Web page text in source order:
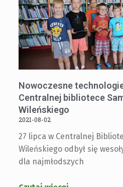
Nowoczesne
Centralnej bibliotece
Wileńskiego
2021-08-02
27 lipca w Centralnej
Wileńskiego odbył się
dla najmłodszych